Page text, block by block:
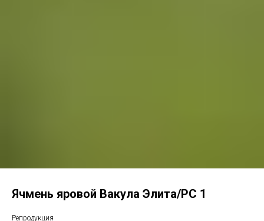
Ячмень яровой Вакула Элита/РС 1
Репродукция